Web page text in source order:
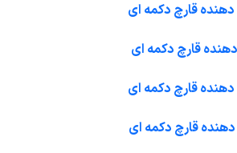
دهنده قارچ دکمه ای